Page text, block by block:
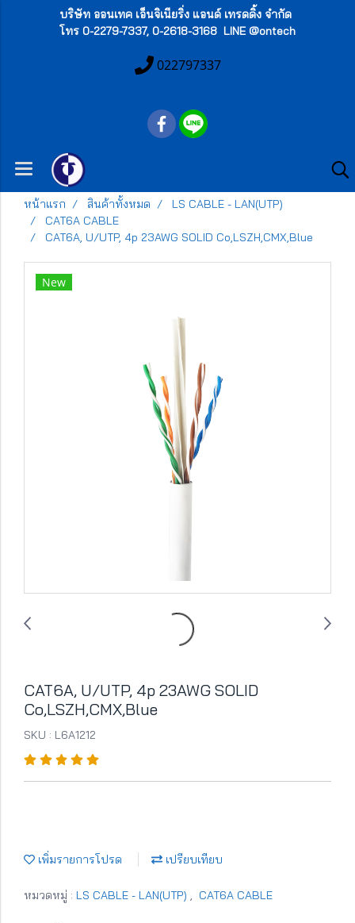
บริษัท ออนเทค เอ็นจิเนียริ่ง แอนด์ เทรดดิ้ง จำกัด
โทร 0-2279-7337, 0-2618-3168 LINE @ontech
022797337
หน้าแรก สินค้าทั้งหมด
LS CABLE - LAN(UTP)
CAT6A CABLE
CAT6A, U/UTP, 4p 23AWG SOLID Co,LSZH,CMX,Blue
New
CAT6A, U/UTP, 4p 23AWG SOLID
Co,LSZH,CMX,Blue
SKU : L6A1212
เพิ่มรายการโปรด เปรียบเทียบ
หมวดหมู่ : LS CABLE - LAN(UTP) , CAT6A CABLE